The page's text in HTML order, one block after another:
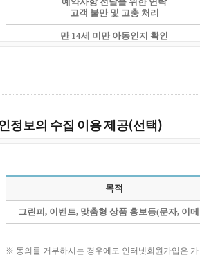
정보의 수집 이용 제공(선택)